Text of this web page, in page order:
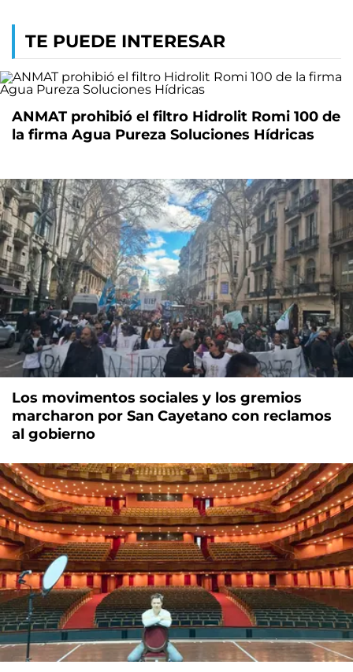
TE PUEDE INTERESAR
ANMAT prohibió el filtro Hidrolit Romi 100 de
la firma Agua Pureza Soluciones Hídricas
Los movimentos sociales y los gremios
marcharon por San Cayetano con reclamos
al gobierno